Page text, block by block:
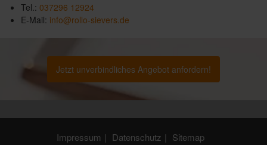
Tel.: 037296 12924
E-Mail: info@rollo-sievers.de
Jetzt unverbindliches Angebot anfordern!
Impressum Datenschutz Sitemap